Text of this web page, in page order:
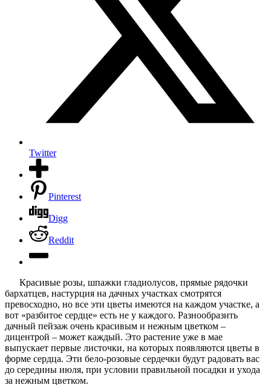
Twitter
Pinterest
Digg
Reddit
Красивые розы, шпажки гладиолусов, прямые рядочки
бархатцев, настурция на дачных участках смотрятся
превосходно, но все эти цветы имеются на каждом участке, а
вот «разбитое сердце» есть не у каждого. Разнообразить
дачный пейзаж очень красивым и нежным цветком –
дицентрой – может каждый. Это растение уже в мае
выпускает первые листочки, на которых появляются цветы в
форме сердца. Эти бело-розовые сердечки будут радовать вас
до середины июля, при условии правильной посадки и ухода
за нежным цветком.